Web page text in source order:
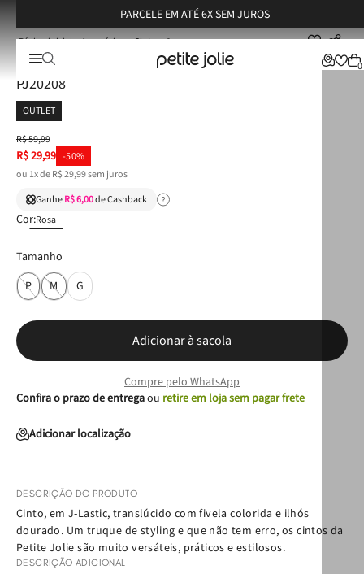
PARCELE EM ATÉ 6X SEM JUROS
0
Acessórios Cinto Cinto Petite Jolie Translúcido Rosa Antigo PJ20208
Cinto Petite Jolie Translúcido Rosa Antigo
PJ20208
OUTLET
R$59,99
R$29,99 -50%
ou 1x deR$29,99sem juros
GanheR$ 6,00de Cashback
Cor:Rosa
Tamanho
P
M G
Adicionar à sacola
Compre pelo WhatsApp
Confira o prazo de entregaou retire em loja sem pagar frete
Adicionar localização
DESCRIÇÃO DO PRODUTO
Cinto, em J-Lastic, translúcido com fivela colorida e ilhós
dourado. Um truque de styling e que não tem erro, os cintos da
Petite Jolie são muito versáteis, práticos e estilosos.
DESCRIÇÃO ADICIONAL